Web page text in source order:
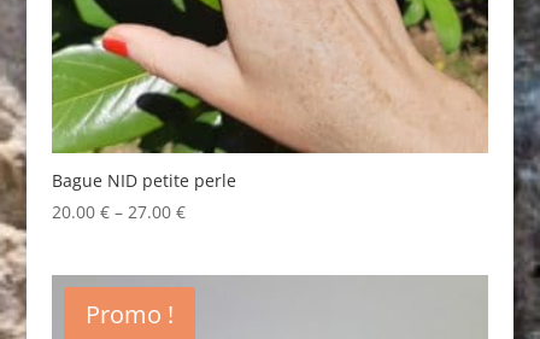
Bague NID petite perle
20.00 €– 27.00 €
Promo !